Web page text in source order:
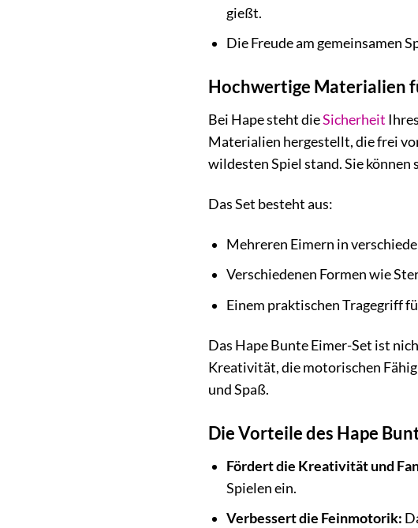
gießt.
Die Freude am gemeinsamen
Hochwertige Materialien
Bei Hape steht dieSicherheit
Materialien hergestellt, die frei
wildesten Spiel stand. Sie
Das Set besteht aus:
Mehreren Eimern in
Verschiedenen Formen wie
Einem praktischen Tragegriff
Das Hape Bunte Eimer-Set ist
Kreativität, die motorischen
und Spaß.
Die Vorteile des Hape
Fördert die Kreativität und
Spielen ein.
Verbessert die Feinmotorik: